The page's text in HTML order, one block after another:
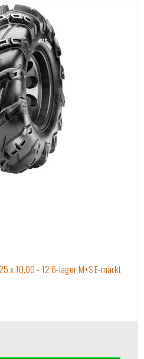
x 10,00 - 12 6-lager M+S E-märkt